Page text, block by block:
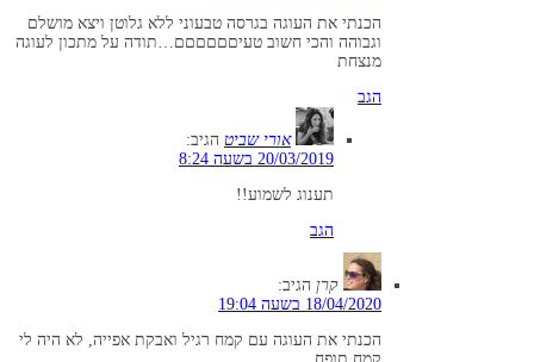
הכנתי את העוגה בגרסה טבעוני ללא גלוטן ויצא מושלם
וגבוהה והכי חשוב טעיםםםםםם…תודה על מתכון לעוגה
מנצחת
הגב
אורי שביט הגיב:
20/03/2019 בשעה 8:24
תענוג לשמוע!!
הגב
קרן הגיב:
18/04/2020 בשעה 19:04
הכנתי את העוגה עם קמח רגיל ואבקת אפייה, לא היה לי